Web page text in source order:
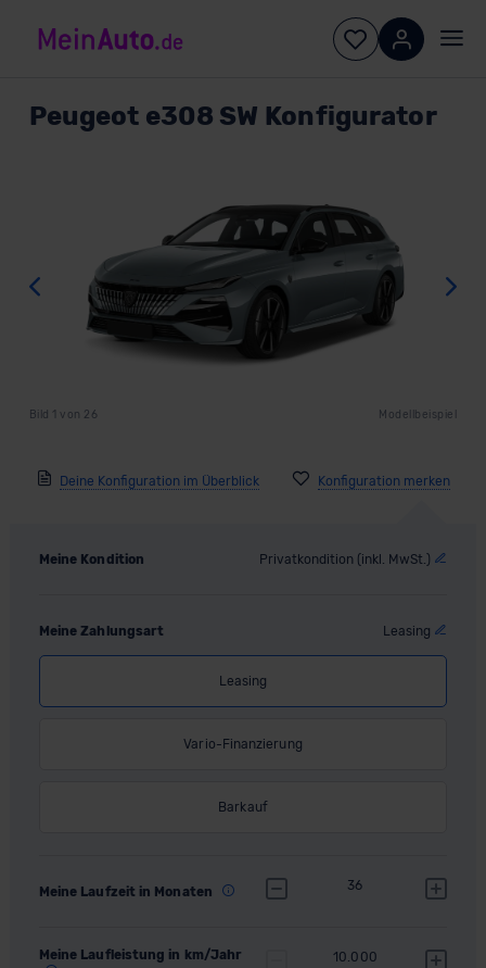
Peugeot e308 SW Konfigurator
Zurück
Bild 1 von 26 Modellbeispiel
Deine Konfiguration im Überblick
Meine Kondition Privatkondition (inkl. MwSt.)
Meine Zahlungsart Leasing
Leasing
Vario-Finanzierung
Barkauf
Meine Laufzeit in Monaten 36
Meine Laufleistung in km/Jahr 10.000